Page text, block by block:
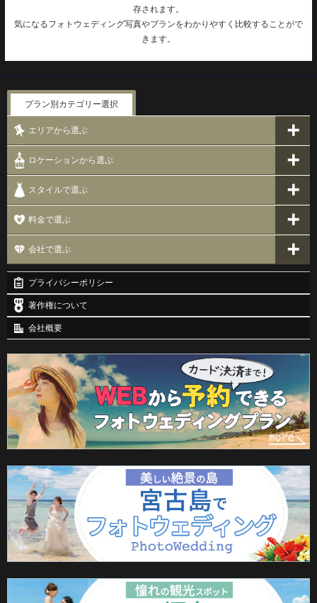
存されます。
気になるフォトウェディング写真やプランをわかりやすく比較することがで
きます。
プラン別カテゴリー選択
エリアから選ぶ
ロケーションから選ぶ
スタイルで選ぶ
料金で選ぶ
会社で選ぶ
プライバシーポリシー
著作権について
会社概要